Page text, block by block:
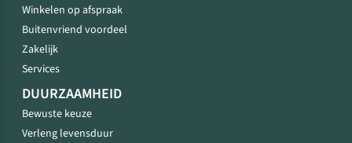
Winkelen op afspraak
Buitenvriend voordeel
Zakelijk
Services
DUURZAAMHEID
Bewuste keuze
Verleng levensduur